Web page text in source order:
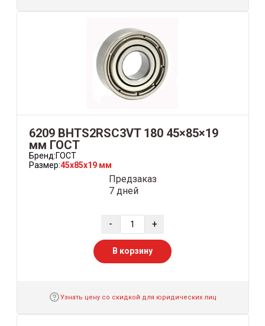
6209 BHTS2RSC3VT 180 45×85×19
мм ГОСТ
Бренд:ГОСТ
Размер:45x85x19 мм
Предзаказ
7 дней
- +
В корзину
Узнать цену со скидкой для юридических лиц